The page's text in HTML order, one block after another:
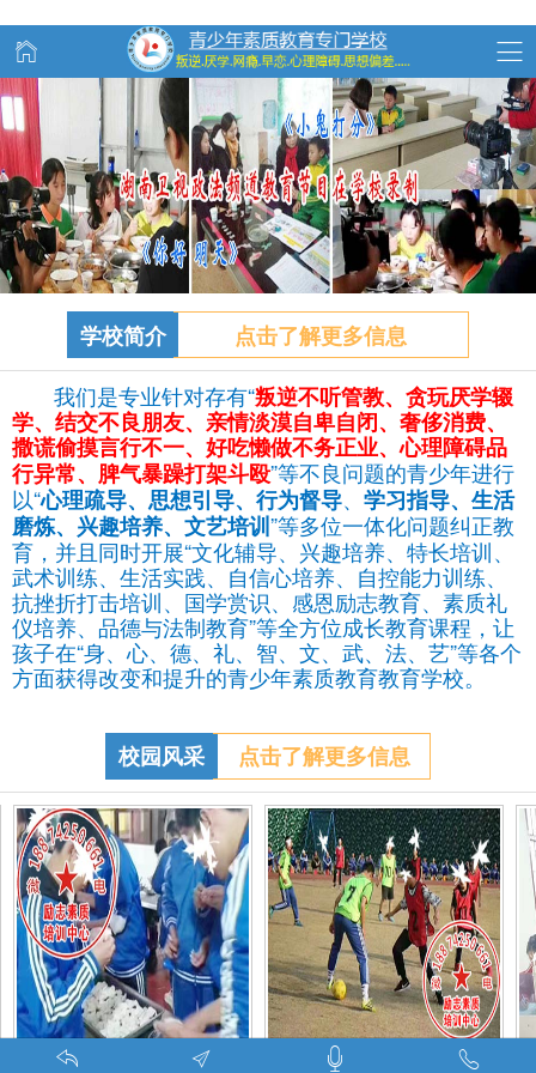
学校简介
点击了解更多信息
我们是专业针对存有“叛逆不听管教、 贪玩厌学辍
学、结交不良朋友、亲情淡漠自卑自闭、奢侈消费、
撒谎偷摸言行不一、好吃懒做不务正业、心理障碍品
行异常、脾气暴躁打架斗殴”等不良问题的青少年进行
以“心理疏导、思想引导、行为督导、 学习指导、生活
磨炼、兴趣培养、文艺培训”等多位一体化问题纠正教
育，并且同时开展“文化辅导、兴趣培养、特长培训、
武术训练、生活实践、自信心培养、自控能力训练、
抗挫折打击培训、国学赏识、感恩励志教育、素质礼
仪培养、品德与法制教育”等全方位成长教育课程，让
孩子在“身、心、德、礼、智、文、武、法、艺”等各个
方面获得改变和提升的青少年素质教育教育学校。
校园风采 点击了解更多信息
叛逆期孩子管教学校学生课外足球赛-叛逆的孩子怎么办